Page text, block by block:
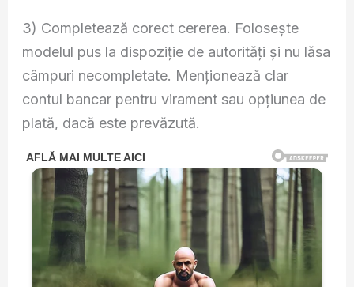
3) Completează corect cererea. Folosește
modelul pus la dispoziție de autorități și nu lăsa
câmpuri necompletate. Menționează clar
contul bancar pentru virament sau opțiunea de
plată, dacă este prevăzută.